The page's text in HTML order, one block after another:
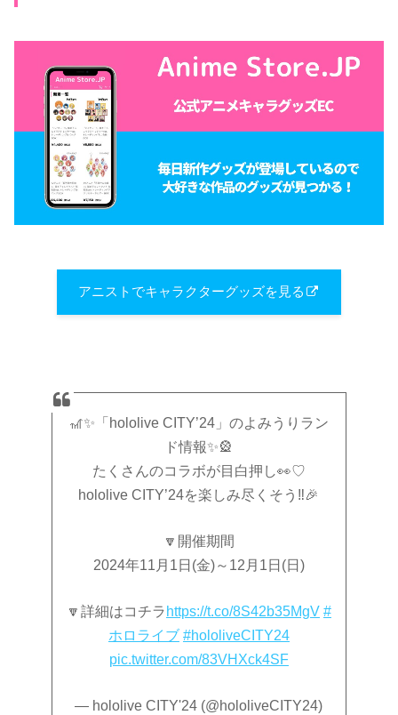
アニストでキャラクターグッズを見る
🎢✨「hololive CITY’24」のよみうりラン
ド情報✨🎡
たくさんのコラボが目白押し👀♡
hololive CITY’24を楽しみ尽くそう‼️🎉
🔽開催期間
2024年11月1日(金)～12月1日(日)
🔽詳細はコチラ https://t.co/8S42b35MgV #
ホロライブ #hololiveCITY24
pic.twitter.com/83VHXck4SF
— hololive CITY'24 (@hololiveCITY24)